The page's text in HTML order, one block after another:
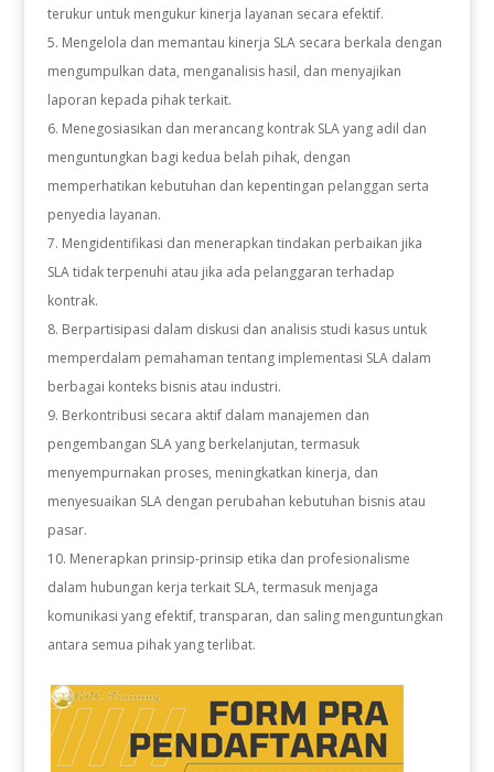
terukur untuk mengukur kinerja layanan secara efektif.
Mengelola dan memantau kinerja SLA secara berkala dengan
mengumpulkan data, menganalisis hasil, dan menyajikan
laporan kepada pihak terkait.
Menegosiasikan dan merancang kontrak SLA yang adil dan
menguntungkan bagi kedua belah pihak, dengan
memperhatikan kebutuhan dan kepentingan pelanggan serta
penyedia layanan.
Mengidentifikasi dan menerapkan tindakan perbaikan jika
SLA tidak terpenuhi atau jika ada pelanggaran terhadap
kontrak.
Berpartisipasi dalam diskusi dan analisis studi kasus untuk
memperdalam pemahaman tentang implementasi SLA dalam
berbagai konteks bisnis atau industri.
Berkontribusi secara aktif dalam manajemen dan
pengembangan SLA yang berkelanjutan, termasuk
menyempurnakan proses, meningkatkan kinerja, dan
menyesuaikan SLA dengan perubahan kebutuhan bisnis atau
pasar.
Menerapkan prinsip-prinsip etika dan profesionalisme
dalam hubungan kerja terkait SLA, termasuk menjaga
komunikasi yang efektif, transparan, dan saling menguntungkan
antara semua pihak yang terlibat.